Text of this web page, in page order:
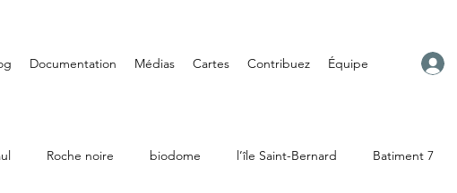
Documentation Médias Cartes Contribuez Équipe
Roche noire biodome l’île Saint-Bernard Batiment 7